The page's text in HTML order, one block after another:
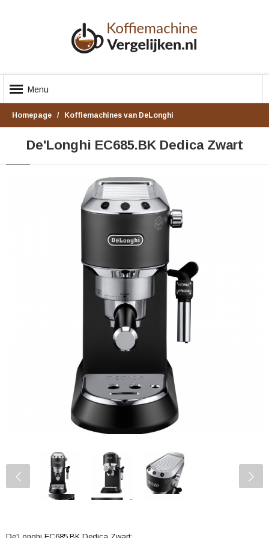
Menu
Homepage Koffiemachines van DeLonghi
De'Longhi EC685.BK Dedica Zwart